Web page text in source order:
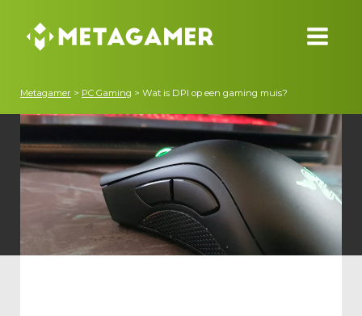
Metagamer > PC Gaming > Wat is DPI op een gaming muis?